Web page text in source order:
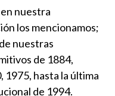
nuestra
los mencionamos;
nuestras
de 1884,
1975, hasta la última
de 1994.